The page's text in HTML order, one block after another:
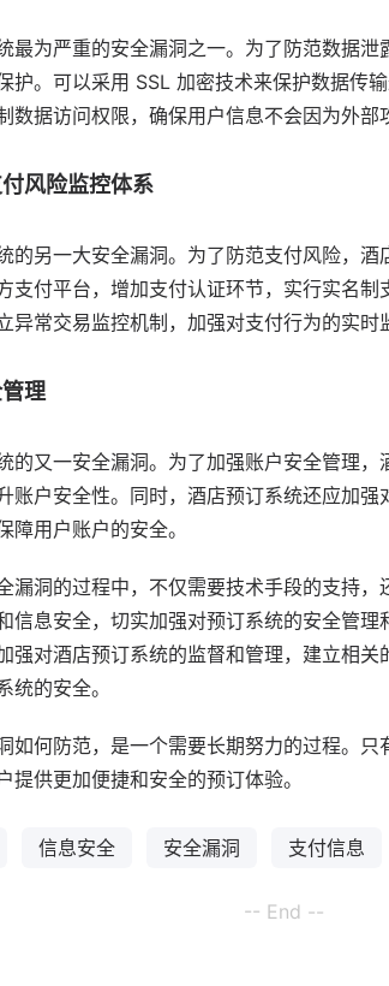
最为严重的安全漏洞之一。为了防范数据
护。可以采用 SSL 加密技术来保护数据传
数据访问权限，确保用户信息不会因为外部
风险监控体系
的另一大安全漏洞。为了防范支付风险，
支付平台，增加支付认证环节，实行实名
异常交易监控机制，加强对支付行为的实时
理
的又一安全漏洞。为了加强账户安全管理
账户安全性。同时，酒店预订系统还应加
障用户账户的安全。
漏洞的过程中，不仅需要技术手段的支持
信息安全，切实加强对预订系统的安全管理
强对酒店预订系统的监督和管理，建立相
统的安全。
如何防范，是一个需要长期努力的过程。
提供更加便捷和安全的预订体验。
信息安全 安全漏洞 支付信息
-- End --